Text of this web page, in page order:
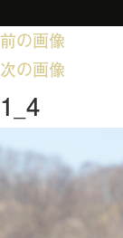
前の画像
次の画像
1_4